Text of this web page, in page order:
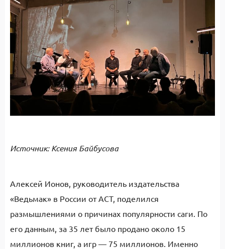
Источник: Ксения Байбусова
Алексей Ионов, руководитель издательства
«Ведьмак» в России от АСТ, поделился
размышлениями о причинах популярности саги. По
его данным, за 35 лет было продано около 15
миллионов книг, а игр — 75 миллионов. Именно